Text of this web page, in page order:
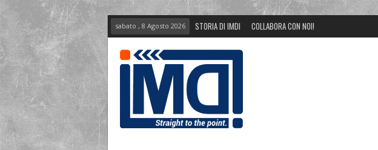
sabato , 8 Agosto 2026 STORIA DI IMDI COLLABORA CON NOI!